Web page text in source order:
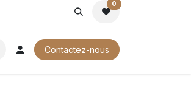
0
Contactez-nous